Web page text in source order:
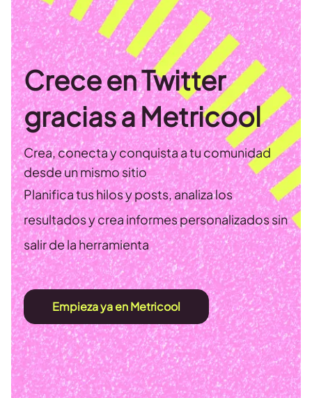
Crece en Twitter
gracias a Metricool
Crea, conecta y conquista a tu comunidad
desde un mismo sitio
Planifica tus hilos y posts, analiza los
resultados y crea informes personalizados sin
salir de la herramienta
Empieza ya en Metricool